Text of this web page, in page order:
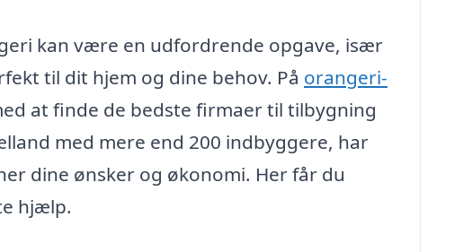
kan være en udfordrende opgave, især
til dit hjem og dine behov. På orangeri-
at finde de bedste firmaer til tilbygning
med mere end 200 indbyggere, har
dine ønsker og økonomi. Her får du
hjælp.